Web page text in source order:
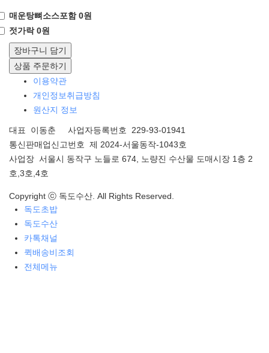
매운탕뼈소스포함 0원
젓가락 0원
장바구니 담기
상품 주문하기
이용약관
개인정보취급방침
원산지 정보
대표 이동춘 사업자등록번호 229-93-01941
통신판매업신고번호 제 2024-서울동작-1043호
사업장 서울시 동작구 노들로 674, 노량진 수산물 도매시장 1층 2
호,3호,4호
Copyright ⓒ 독도수산. All Rights Reserved.
독도초밥
독도수산
카톡채널
퀵배송비조회
전체메뉴